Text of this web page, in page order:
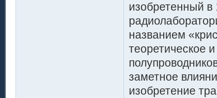
изобретенный в
названием
теоретическое
заметное
изобретение